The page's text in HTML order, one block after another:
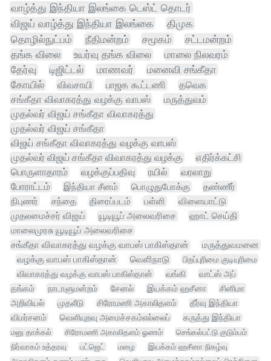
வாழ்த்து இந்தியா இலங்கை டெஸ்ட் தொடர்
விஜய் வாழ்த்து இந்தியா இலங்கை
திமுக
தொழில்நுட்பம்
நீதிமன்றம் சமூகம்
சட்டமன்றம்
தங்க விலை
உயர்வு தங்க விலை
மாலை நிலவரம்
தேர்வு
டிஜிட்டல் மாணவர்
மனைவி சங்கீதா
கோயில்
விவசாயி பாஜக கூட்டணி
தவெக
சங்கீதா விவாகரத்து வழக்கு வாபஸ்
மருத்துவம்
முதல்வர் விஜய் சங்கீதா விவாகரத்து
முதல்வர் விஜய் சங்கீதா
விஜய் சங்கீதா விவாகரத்து வழக்கு வாபஸ்
முதல்வர் விஜய் சங்கீதா விவாகரத்து வழக்கு
எதிர்க்கட்சி
பொருளாதாரம்
வழக்குப்பதிவு ரயில்
வரலாறு
போராட்டம்
இந்தியா சீனம் பொழுதுபோக்கு
தண்ணீர்
நிபுணர்
சந்தை திரைப்படம் பள்ளி
விளையாட்டு
முதலமைச்சர் விஜய்
யூடியூப் அலைவரிசை
ஹாட் செய்தி
மாலைமுரசு யூடியூப் அலைவரிசை
சங்கீதா விவாகரத்து வழக்கு வாபஸ் பாகிஸ்தான்
மருத்துவமனை
வழக்கு வாபஸ் பாகிஸ்தான்
வெளிநாடு
பிறப்புரிமை குடியுரிமை
விவாகரத்து வழக்கு வாபஸ் பாகிஸ்தான்
வங்கி
வாட்ஸ் அப்
தங்கம்
நாடாளுமன்றம் சேனல் இயக்கம் ஹசீனா சினிமா
அறிவியல் முதலீடு சிரோமணி அகாலிதளம்
தீர்வு இந்தியா
விமர்சனம்
வெளியுறவு அமைச்சகம்எல்லைப்
கருத்து இந்தியா
மனு தாக்கல்
சிரோமணி அகாலிதளம் ஓணம்
செங்கல்பட்டு குடும்பம்
நிர்வாகம் உத்தரவு
பட்ஜெட் மழை
இயக்கம் ஹசீனா நிகழ்வு